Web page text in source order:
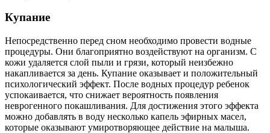
Купание
Непосредственно перед сном необходимо провести водные
процедуры. Они благоприятно воздействуют на организм. С
кожи удаляется слой пыли и грязи, который неизбежно
накапливается за день. Купание оказывает и положительный
психологический эффект. После водных процедур ребенок
успокаивается, что снижает вероятность появления
неврогенного покашливания. Для достижения этого эффекта
можно добавлять в воду несколько капель эфирных масел,
которые оказывают умиротворяющее действие на малыша.